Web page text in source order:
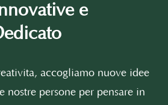
e
accogliamo nuove idee
nostre persone per pensare in